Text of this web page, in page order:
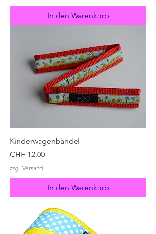
In den Warenkorb
Kinderwagenbändel
Preis
CHF 12.00
zzgl. Versand
In den Warenkorb